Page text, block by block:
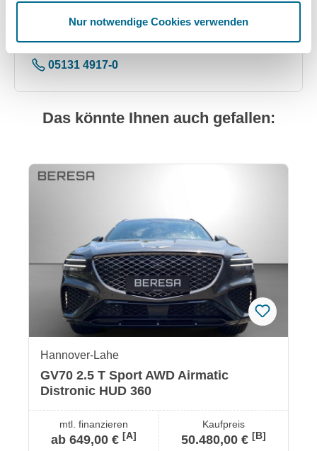
Nur notwendige Cookies verwenden
Bremer Str. 25
30827 Garbsen
Anfahrt (Google Maps)
05131 4917-0
Das könnte Ihnen auch gefallen:
Hannover-Lahe
GV70 2.5 T Sport AWD Airmatic
Distronic HUD 360
mtl. finanzieren
ab 649,00 € [A]
Kaufpreis
50.480,00 € [B]